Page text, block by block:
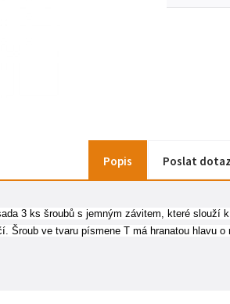
Popis Poslat dotaz
3 ks šroubů s jemným závitem, které slouží
Šroub ve tvaru písmene T má hranatou hlavu